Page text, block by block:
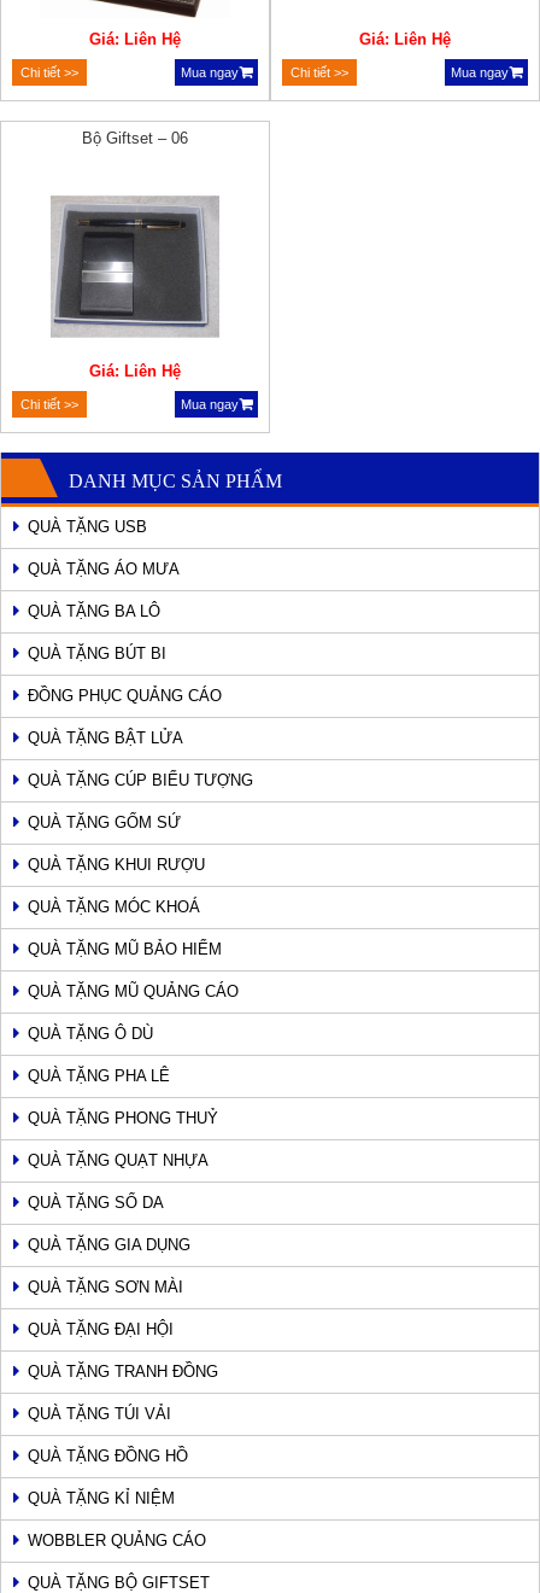
Giá: Liên Hệ
Chi tiết >> Mua ngay
Giá: Liên Hệ
Chi tiết >> Mua ngay
Bộ Giftset – 06
Giá: Liên Hệ
Chi tiết >> Mua ngay
DANH MỤC SẢN PHẨM
QUÀ TẶNG USB
QUÀ TẶNG ÁO MƯA
QUÀ TẶNG BA LÔ
QUÀ TẶNG BÚT BI
ĐỒNG PHỤC QUẢNG CÁO
QUÀ TẶNG BẬT LỬA
QUÀ TẶNG CÚP BIỂU TƯỢNG
QUÀ TẶNG GỐM SỨ
QUÀ TẶNG KHUI RƯỢU
QUÀ TẶNG MÓC KHOÁ
QUÀ TẶNG MŨ BẢO HIỂM
QUÀ TẶNG MŨ QUẢNG CÁO
QUÀ TẶNG Ô DÙ
QUÀ TẶNG PHA LÊ
QUÀ TẶNG PHONG THUỶ
QUÀ TẶNG QUẠT NHỰA
QUÀ TẶNG SỔ DA
QUÀ TẶNG GIA DỤNG
QUÀ TẶNG SƠN MÀI
QUÀ TẶNG ĐẠI HỘI
QUÀ TẶNG TRANH ĐỒNG
QUÀ TẶNG TÚI VẢI
QUÀ TẶNG ĐỒNG HỒ
QUÀ TẶNG KỈ NIỆM
WOBBLER QUẢNG CÁO
QUÀ TẶNG BỘ GIFTSET